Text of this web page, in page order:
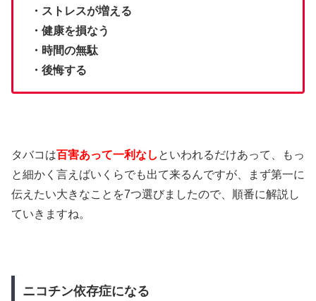
・ストレスが増える
・健康を損なう
・時間の無駄
・後悔する
タバコは百害あって一利なし といわれるだけあって、もっ
と細かく言えばいくらでも出て来るんですが、まず第一に
伝えたい大きなことを7つ選びましたので、順番に解説し
ていきますね。
ニコチン依存症になる